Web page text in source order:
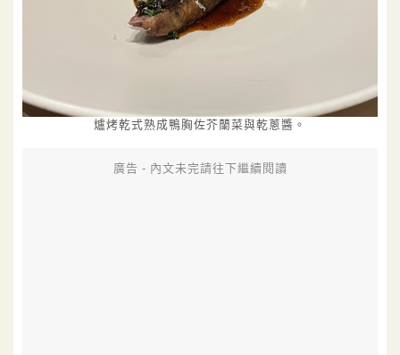
爐烤乾式熟成鴨胸佐芥蘭菜與乾蔥醬。
廣告 - 內文未完請往下繼續閱讀